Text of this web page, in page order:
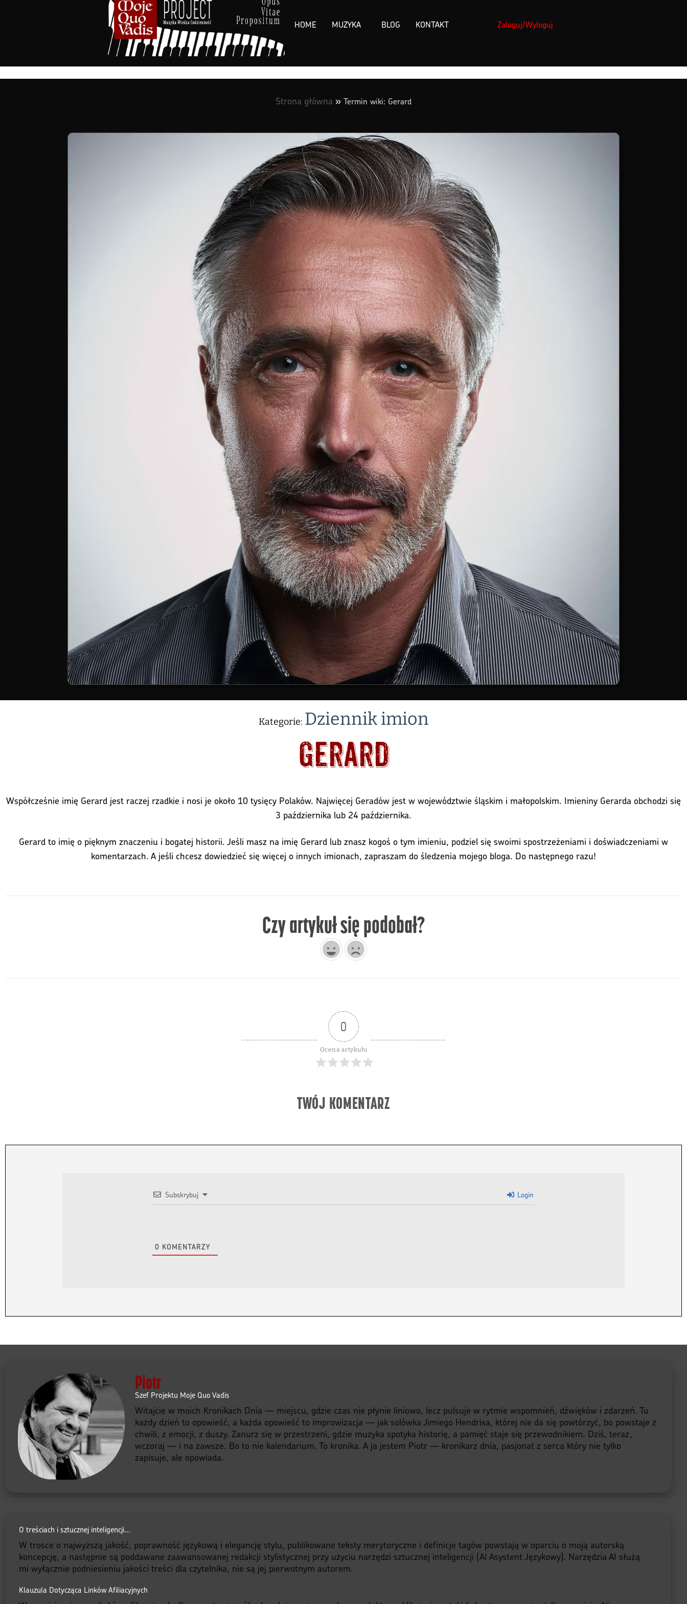
Strona główna » Termin wiki: Gerard
Kategorie: Dziennik imion
Gerard
Współcześnie imię Gerard jest raczej rzadkie i nosi je około 10 tysięcy Polaków. Najwięcej Geradów jest w województwie śląskim i małopolskim. Imieniny Gerarda obchodzi się
3 października lub 24 października.
Gerard to imię o pięknym znaczeniu i bogatej historii. Jeśli masz na imię Gerard lub znasz kogoś o tym imieniu, podziel się swoimi spostrzeżeniami i doświadczeniami w
komentarzach. A jeśli chcesz dowiedzieć się więcej o innych imionach, zapraszam do śledzenia mojego bloga. Do następnego razu!
Czy artykuł się podobał?
0
Ocena artykułu
TWÓJ KOMENTARZ
Subskrybuj Login
0 KOMENTARZY
Piotr
Szef Projektu Moje Quo Vadis
Witajcie w moich Kronikach Dnia — miejscu, gdzie czas nie płynie liniowo, lecz pulsuje w rytmie wspomnień, dźwięków i zdarzeń. Tu
każdy dzień to opowieść, a każda opowieść to improwizacja — jak solówka Jimiego Hendrixa, której nie da się powtórzyć, bo powstaje z
chwili, z emocji, z duszy. Zanurz się w przestrzeni, gdzie muzyka spotyka historię, a pamięć staje się przewodnikiem. Dziś, teraz,
wczoraj — i na zawsze. Bo to nie kalendarium. To kronika. A ja jestem Piotr — kronikarz dnia, pasjonat z serca który nie tylko
zapisuje, ale opowiada.
O treściach i sztucznej inteligencji...
W trosce o najwyższą jakość, poprawność językową i elegancję stylu, publikowane teksty merytoryczne i definicje tagów powstają w oparciu o moją autorską
koncepcję, a następnie są poddawane zaawansowanej redakcji stylistycznej przy użyciu narzędzi sztucznej inteligencji (AI Asystent Językowy). Narzędzia AI służą
mi wyłącznie podniesieniu jakości treści dla czytelnika, nie są jej pierwotnym autorem.
Klauzula Dotycząca Linków Afiliacyjnych